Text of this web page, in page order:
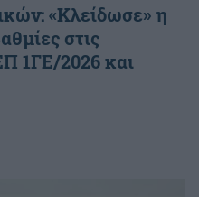
«Κλείδωσε» η
στις
1ΓΕ/2026 και